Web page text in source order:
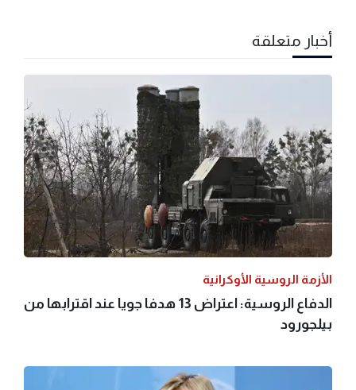
أخبار متعلقة
الأزمة الروسية الأوكرانية
الدفاع الروسية: اعتراض 13 هدفا جويا عند اقترابها من
بيلجورود